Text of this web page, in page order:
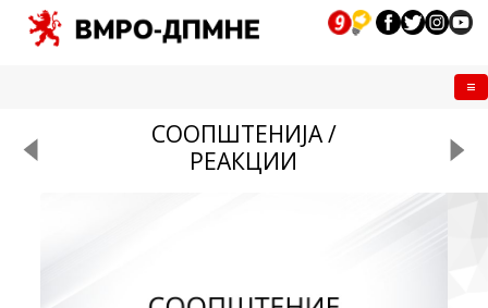
СООПШТЕНИЈА /
РЕАКЦИИ